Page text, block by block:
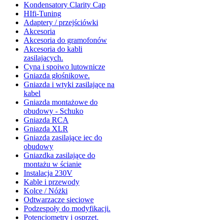
Kondensatory Clarity Cap
HIfi-Tuning
Adaptery / przejściówki
Akcesoria
Akcesoria do gramofonów
Akcesoria do kabli
zasilajacych.
Cyna i spoiwo lutownicze
Gniazda głośnikowe.
Gniazda i wtyki zasilające na
kabel
Gniazda montażowe do
obudowy - Schuko
Gniazda RCA
Gniazda XLR
Gniazda zasilające iec do
obudowy
Gniazdka zasilające do
montażu w ścianie
Instalacja 230V
Kable i przewody
Kolce / Nóżki
Odtwarzacze sieciowe
Podzespoły do modyfikacji.
Potencjometry i osprzęt.